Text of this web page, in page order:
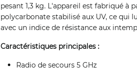
pesant 1,3 kg. L'appareil est fabriqué
polycarbonate stabilisé aux UV, ce
avec un indice de résistance aux
Caractéristiques principales :
Radio de secours 5 GHz